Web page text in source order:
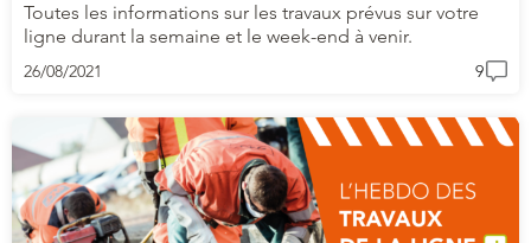
Toutes les informations sur les travaux prévus sur votre
ligne durant la semaine et le week-end à venir.
26/08/2021 9